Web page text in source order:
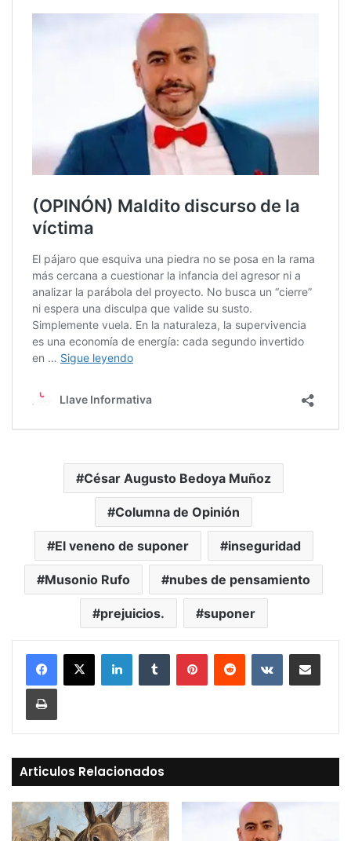
César Augusto Bedoya Muñoz
Columna de Opinión
El veneno de suponer inseguridad
Musonio Rufo nubes de pensamiento
prejuicios. suponer
LinkedInTumblr PinterestReddit VKontakteCompartir vía Mail
Print
Articulos Relacionados